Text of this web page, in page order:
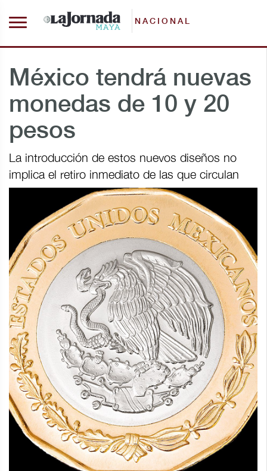
NACIONAL
México tendrá nuevas
monedas de 10 y 20
pesos
La introducción de estos nuevos diseños no
implica el retiro inmediato de las que circulan